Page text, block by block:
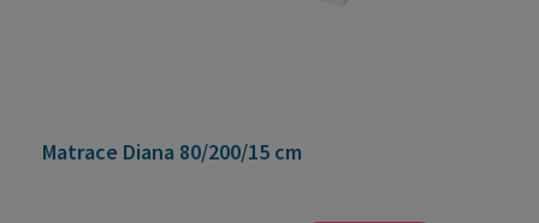
Matrace Diana 80/200/15 cm